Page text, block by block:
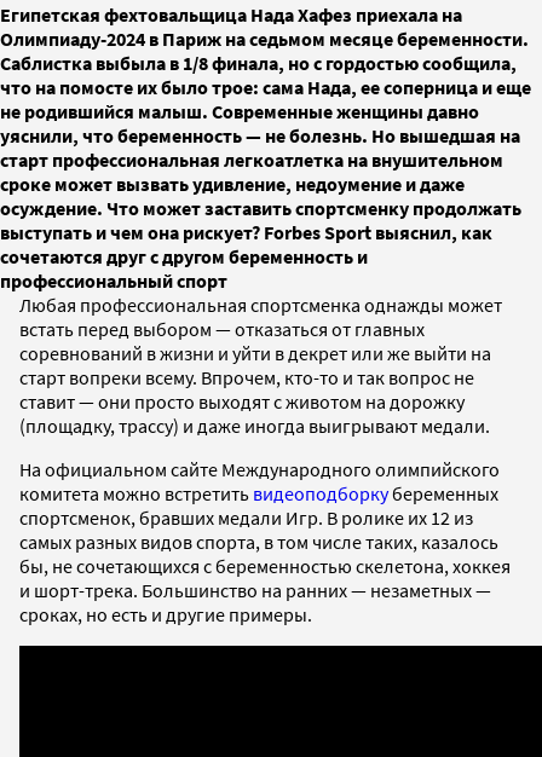
Египетская фехтовальщица Нада Хафез приехала на
Олимпиаду-2024 в Париж на седьмом месяце беременности.
Саблистка выбыла в 1/8 финала, но с гордостью сообщила,
что на помосте их было трое: сама Нада, ее соперница и еще
не родившийся малыш. Современные женщины давно
уяснили, что беременность — не болезнь. Но вышедшая на
старт профессиональная легкоатлетка на внушительном
сроке может вызвать удивление, недоумение и даже
осуждение. Что может заставить спортсменку продолжать
выступать и чем она рискует? Forbes Sport выяснил, как
сочетаются друг с другом беременность и
профессиональный спорт
Любая профессиональная спортсменка однажды может
встать перед выбором — отказаться от главных
соревнований в жизни и уйти в декрет или же выйти на
старт вопреки всему. Впрочем, кто-то и так вопрос не
ставит — они просто выходят с животом на дорожку
(площадку, трассу) и даже иногда выигрывают медали.
На официальном сайте Международного олимпийского
комитета можно встретить видеоподборкубеременных
спортсменок, бравших медали Игр. В ролике их 12 из
самых разных видов спорта, в том числе таких, казалось
бы, не сочетающихся с беременностью скелетона, хоккея
и шорт-трека. Большинство на ранних — незаметных —
сроках, но есть и другие примеры.